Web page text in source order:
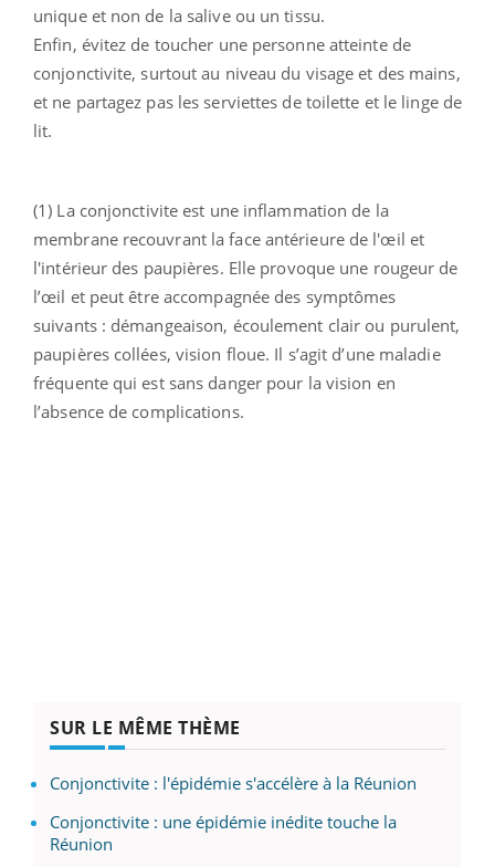
unique et non de la salive ou un tissu.
Enfin, évitez de toucher une personne atteinte de
conjonctivite, surtout au niveau du visage et des mains,
et ne partagez pas les serviettes de toilette et le linge de
lit.
(1) La conjonctivite est une inflammation de la
membrane recouvrant la face antérieure de l'œil et
l'intérieur des paupières. Elle provoque une rougeur de
l’œil et peut être accompagnée des symptômes
suivants : démangeaison, écoulement clair ou purulent,
paupières collées, vision floue. Il s’agit d’une maladie
fréquente qui est sans danger pour la vision en
l’absence de complications.
SUR LE MÊME THÈME
Conjonctivite : l'épidémie s'accélère à la Réunion
Conjonctivite : une épidémie inédite touche la
Réunion